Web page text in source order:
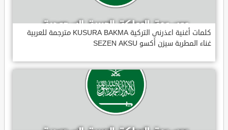
كلمات أغنية اعذرني التركية KUSURA BAKMA مترجمة للعربية
غناء المطربة سيزن أكسو SEZEN AKSU